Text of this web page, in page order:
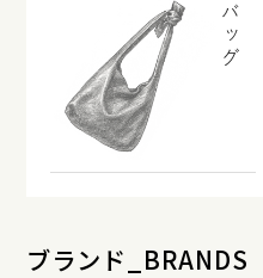
バッグ
ブランド_BRANDS